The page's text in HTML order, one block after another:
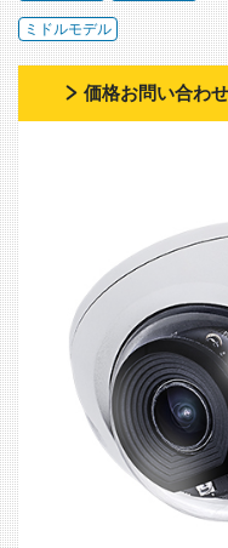
ミドルモデル
価格お問い合わせ